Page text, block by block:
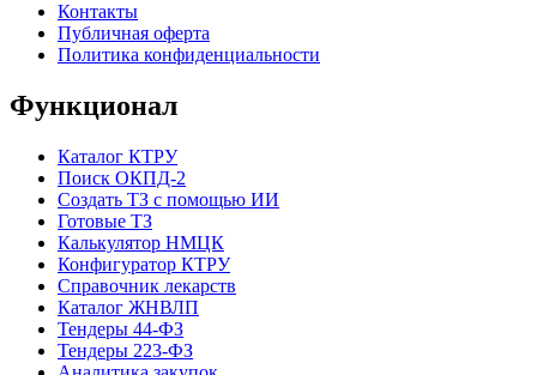
Контакты
Публичная оферта
Политика конфиденциальности
Функционал
Каталог КТРУ
Поиск ОКПД-2
Создать ТЗ с помощью ИИ
Готовые ТЗ
Калькулятор НМЦК
Конфигуратор КТРУ
Справочник лекарств
Каталог ЖНВЛП
Тендеры 44-ФЗ
Тендеры 223-ФЗ